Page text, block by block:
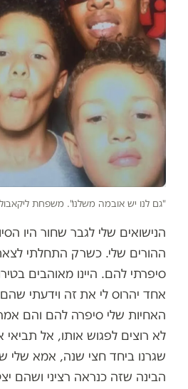
"גם לנו יש אובמה משלנו". משפחת
הנישואים שלי לגבר שחור היו
ההורים שלי. כשרק התחלתי
סיפרתי להם. היינו מאוהבים
אחד יהרוס לי את זה וידעתי
האחיות שלי סיפרה להם והם
לא רוצים לפגוש אותו, אל תביאי
שגרנו ביחד חצי שנה, אמא שלי
הבינה שזה כנראה רציני ושהם